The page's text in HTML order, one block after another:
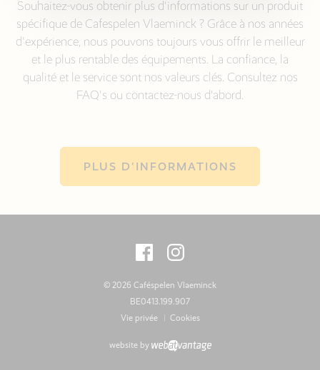
Souhaitez-vous obtenir plus d'informations sur un produit
spécifique de Cafespelen Vlaeminck ? Grâce à nos années
d'expérience, nous pouvons toujours vous offrir le meilleur
et le plus rentable des équipements. La confiance, la
qualité et le service sont nos valeurs clés. Consultez nos
FAQ's ou contactez-nous d'abord.
PLUS D'INFORMATIONS
© 2026 Caféspelen Vlaeminck
BE0413.199.907
Vie privée
Cookies
website by